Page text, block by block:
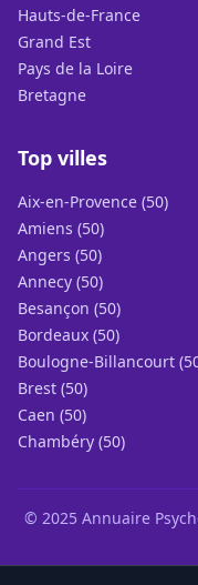
Hauts-de-France
Grand Est
Pays de la Loire
Bretagne
Top villes
Aix-en-Provence (50)
Amiens (50)
Angers (50)
Annecy (50)
Besançon (50)
Bordeaux (50)
Boulogne-Billancourt
Brest (50)
Caen (50)
Chambéry (50)
© 2025 Annuaire